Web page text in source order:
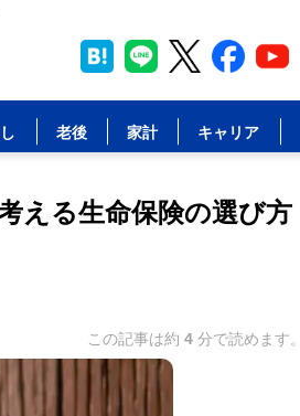
老後 家計 キャリア
える生命保険の選び方
この記事は約 4 分で読めます。